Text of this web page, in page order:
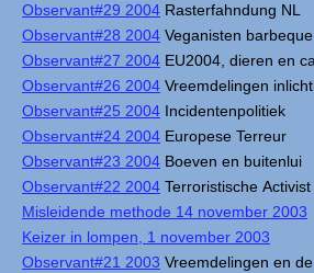
Observant#29 2004 Rasterfahndung NL
Observant#28 2004 Veganisten barbeque
Observant#27 2004 EU2004, dieren en
Observant#26 2004 Vreemdelingen
Observant#25 2004 Incidentenpolitiek
Observant#24 2004 Europese Terreur
Observant#23 2004 Boeven en buitenlui
Observant#22 2004 Terroristische Activist
Misleidende methode 14 november 2003
Keizer in lompen, 1 november 2003
Observant#21 2003 Vreemdelingen en